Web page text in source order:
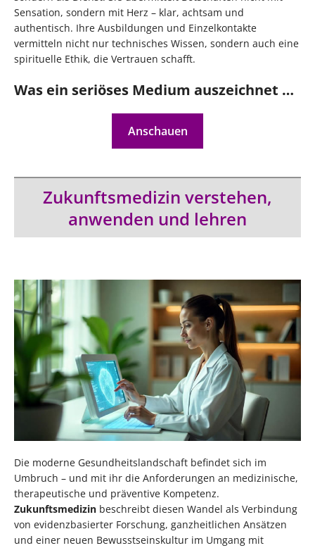
Sensation, sondern mit Herz – klar, achtsam und
authentisch. Ihre Ausbildungen und Einzelkontakte
vermitteln nicht nur technisches Wissen, sondern auch eine
spirituelle Ethik, die Vertrauen schafft.
Was ein seriöses Medium auszeichnet …
Anschauen
Zukunftsmedizin verstehen,
anwenden und lehren
Die moderne Gesundheitslandschaft befindet sich im
Umbruch – und mit ihr die Anforderungen an medizinische,
therapeutische und präventive Kompetenz.
Zukunftsmedizin beschreibt diesen Wandel als Verbindung
von evidenzbasierter Forschung, ganzheitlichen Ansätzen
und einer neuen Bewusstseinskultur im Umgang mit